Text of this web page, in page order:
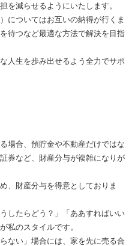
を減らせるようにいたします。
についてはお互いの納得が行くま
待つなど最適な方法で解決を目指
人生を歩み出せるよう全力でサポ
場合、預貯金や不動産だけではな
券など、財産分与が複雑になりが
、財産分与を得意としておりま
したらどう？」「ああすればいい
私のスタイルです。
ない」場合には、家を先に売る合